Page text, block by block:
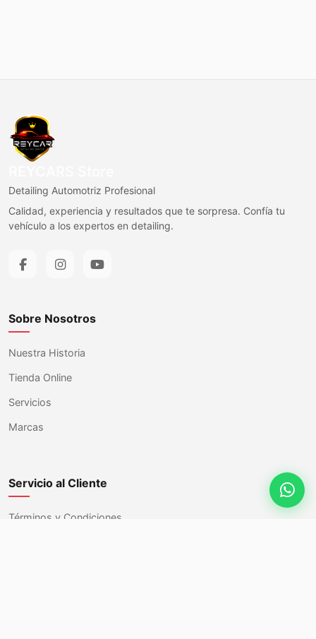
Detailing Automotriz Profesional
Calidad, experiencia y resultados que te sorpresa. Confía tu
vehículo a los expertos en detailing.
Sobre Nosotros
Nuestra Historia
Tienda Online
Servicios
Marcas
Servicio al Cliente
Términos y Condiciones